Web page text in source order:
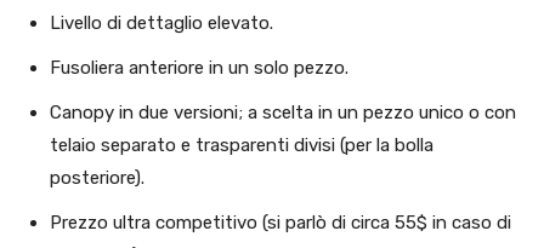
Livello di dettaglio elevato.
Fusoliera anteriore in un solo pezzo.
Canopy in due versioni; a scelta in un pezzo unico o con
telaio separato e trasparenti divisi (per la bolla
posteriore).
Prezzo ultra competitivo (si parlò di circa 55$ in caso di